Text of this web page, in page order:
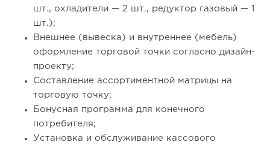
шт., охладители — 2 шт., редуктор газовый — 1
шт.);
Внешнее (вывеска) и внутреннее (мебель)
оформление торговой точки согласно дизайн-
проекту;
Составление ассортиментной матрицы на
торговую точку;
Бонусная программа для конечного
потребителя;
Установка и обслуживание кассового